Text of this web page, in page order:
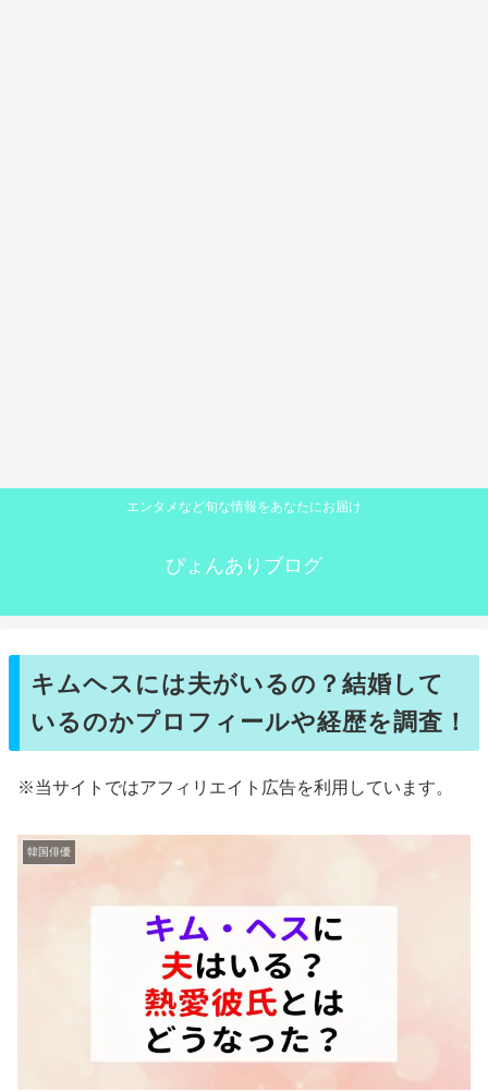
エンタメなど旬な情報をあなたにお届け
ぴょんありブログ
キムヘスには夫がいるの？結婚して
いるのかプロフィールや経歴を調査！
※当サイトではアフィリエイト広告を利用しています。
韓国俳優